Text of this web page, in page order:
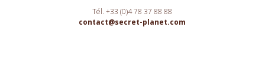
Tél. +33 (0)4 78 37 88 88
contact@secret-planet.com